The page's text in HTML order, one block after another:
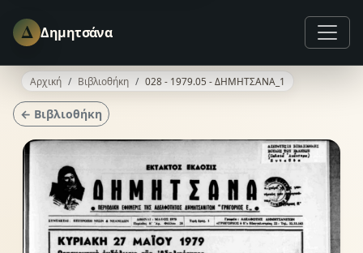
Δ Δημητσάνα
Αρχική Βιβλιοθήκη 028 - 1979.05 - ΔΗΜΗΤΣΑΝΑ_1
← Βιβλιοθήκη